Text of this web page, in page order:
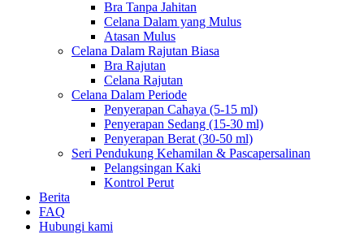
Bra Tanpa Jahitan
Celana Dalam yang Mulus
Atasan Mulus
Celana Dalam Rajutan Biasa
Bra Rajutan
Celana Rajutan
Celana Dalam Periode
Penyerapan Cahaya (5-15 ml)
Penyerapan Sedang (15-30 ml)
Penyerapan Berat (30-50 ml)
Seri Pendukung Kehamilan & Pascapersalinan
Pelangsingan Kaki
Kontrol Perut
Berita
FAQ
Hubungi kami